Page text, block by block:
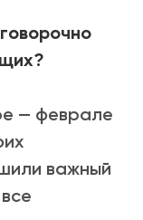
— феврале
важный